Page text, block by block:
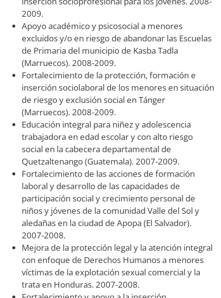
2009.
Apoyo académico y psicosocial a menores
excluidos y/o en riesgo de abandonar las Escuelas
de Primaria del municipio de Kasba Tadla
(Marruecos). 2008-2009.
Fortalecimiento de la protección, formación e
inserción sociolaboral de los menores en situación
de riesgo y exclusión social en Tánger
(Marruecos). 2008-2009.
Educación integral para niñez y adolescencia
trabajadora en edad escolar y con alto riesgo
social en la cabecera departamental de
Quetzaltenango (Guatemala). 2007-2009.
Fortalecimiento de las acciones de formación
laboral y desarrollo de las capacidades de
participación social y crecimiento personal de
niños y jóvenes de la comunidad Valle del Sol y
aledañas en la ciudad de Apopa (El Salvador).
2007-2008.
Mejora de la protección legal y la atención integral
con enfoque de Derechos Humanos a menores
víctimas de la explotación sexual comercial y la
trata en Honduras. 2007-2008.